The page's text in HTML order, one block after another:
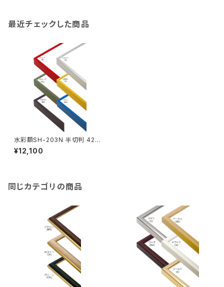
最近チェックした商品
水彩額SH-203N 半切判 423
×545ミリ
¥12,100
同じカテゴリの商品